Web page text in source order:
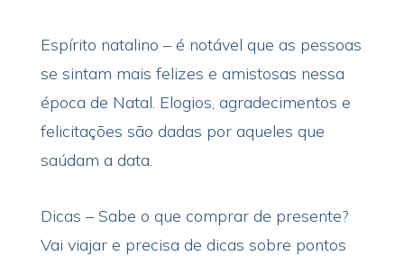
Espírito natalino – é notável que as pessoas
se sintam mais felizes e amistosas nessa
época de Natal. Elogios, agradecimentos e
felicitações são dadas por aqueles que
saúdam a data.
Dicas – Sabe o que comprar de presente?
Vai viajar e precisa de dicas sobre pontos